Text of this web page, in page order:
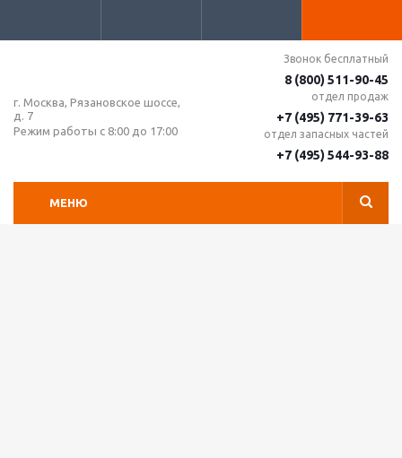
г. Москва, Рязановское шоссе,
д. 7
Режим работы с 8:00 до 17:00
Звонок бесплатный
8 (800) 511-90-45
отдел продаж
+7 (495) 771-39-63
отдел запасных частей
+7 (495) 544-93-88
МЕНЮ